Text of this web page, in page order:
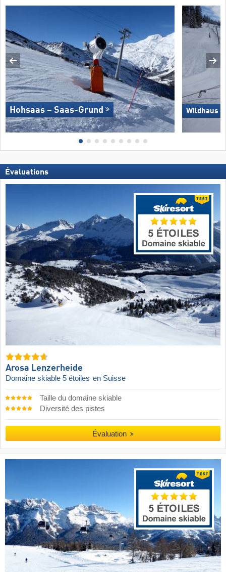
Hohsaas – Saas-Grund Wildhaus –
Évaluations
Arosa Lenzerheide
Domaine skiable 5 étoiles en Suisse
Taille du domaine skiable
Diversité des pistes
Évaluation